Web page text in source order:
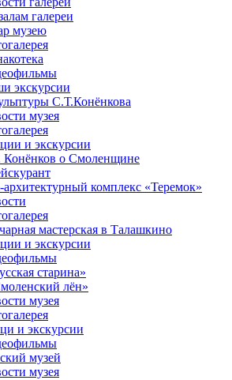
галереи
музею
экскурсии
С.Т.Конёнкова
музея
и экскурсии
Конёнков о Смоленщине
комплекс «Теремок»
мастерская в Талашкино
и экскурсии
старина»
лён»
музея
и экскурсии
музей
музея